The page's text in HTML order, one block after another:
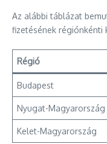
Az alábbi táblázat
fizetésének régiónkénti
Régió
Budapest
Nyugat-Magyarország
Kelet-Magyarország